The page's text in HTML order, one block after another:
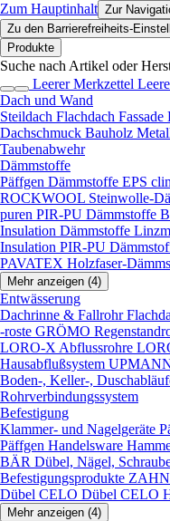
Zum Hauptinhalt Zur
Zu den Barrierefreiheits-
Produkte
Suche nach Artikel oder
Leerer Merkzettel
Dach und Wand
Steildach Flachdach Fassade
Dachschmuck Bauholz
Taubenabwehr
Dämmstoffe
Päffgen Dämmstoffe EPS
ROCKWOOL Steinwolle-
puren PIR-PU Dämmstoffe
Insulation Dämmstoffe
Insulation PIR-PU
PAVATEX Holzfaser-
Mehr anzeigen (4)
Entwässerung
Dachrinne & Fallrohr
-roste GRÖMO
LORO-X Abflussrohre
Hausabflußsystem UPMANN
Boden-, Keller-,
Rohrverbindungssystem
Befestigung
Klammer- und Nagelgeräte
Päffgen Handelsware
BÄR Dübel, Nägel,
Befestigungsprodukte ZAHN
Dübel CELO Dübel CELO
Mehr anzeigen (4)